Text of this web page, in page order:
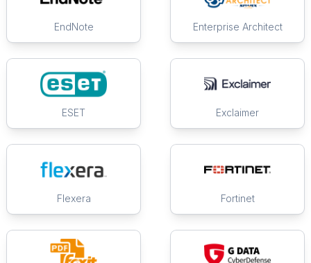
EndNote Enterprise Architect
ESET Exclaimer
Flexera Fortinet